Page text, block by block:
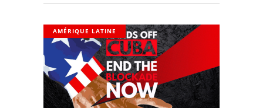
AMÉRIQUE LATINE